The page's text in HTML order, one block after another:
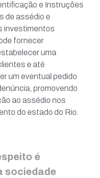
e Instruções
de assédio e
investimentos
fornecer
uma
e até
um eventual pedido
promovendo
ao assédio nos
do estado do Rio.
é
sociedade